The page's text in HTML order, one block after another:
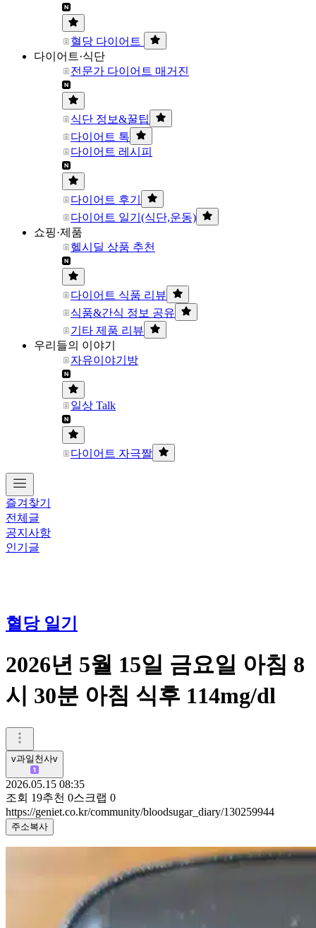
혈당 다이어트
다이어트·식단
전문가 다이어트 매거진
식단 정보&꿀팁
다이어트 톡
다이어트 레시피
다이어트 후기
다이어트 일기(식단,운동)
쇼핑·제품
헬시딜 상품 추천
다이어트 식품 리뷰
식품&간식 정보 공유
기타 제품 리뷰
우리들의 이야기
자유이야기방
일상 Talk
다이어트 자극짤
즐겨찾기
전체글
공지사항
인기글
혈당 일기
2026년 5월 15일 금요일 아침 8
시 30분 아침 식후 114mg/dl
v과일천사v
2026.05.15 08:35
조회 19추천 0스크랩 0
https://geniet.co.kr/community/bloodsugar_diary/130259944
주소복사